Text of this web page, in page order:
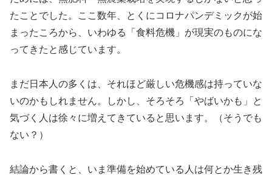
たことでした。ここ数年、とくにコロナパンデミックが始
まったころから、いわゆる「食料危機」が現実のものにな
ってきたと感じています。
まだ日本人の多くは、それほど厳しい危機感は持っていな
いのかもしれません。しかし、そろそろ「やばいかも」と
気づく人は徐々に増えてきていると思います。（そうでも
ない？）
結論から書くと、いま準備を始めている人は何とか生き残